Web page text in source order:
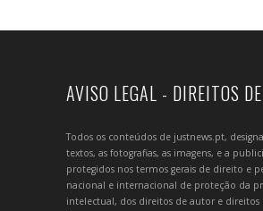
AVISO LEGAL - DIREITOS
Todos os conteúdos de justnews.pt,
textos, as fotografias, as imagens, e a
protegidos nos termos gerais de direito e
nacional e internacional de proteção da
intelectual, dos direitos de autor e direitos